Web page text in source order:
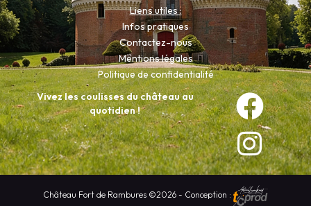
Liens utiles :
Infos pratiques
Contactez-nous
Mentions légales
Politique de confidentialité
Vivez les coulisses du château au
quotidien !
Château Fort de Rambures ©2026 - Conception :